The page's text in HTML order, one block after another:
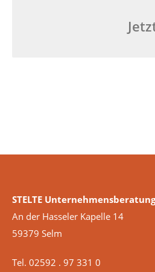
STELTE Unternehmensberatung
An der Hasseler Kapelle 14
59379 Selm
Tel. 02592 . 97 331 0